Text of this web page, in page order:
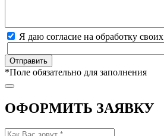
Я даю согласие на обработку своих
*Поле обязательно для заполнения
ОФОРМИТЬ ЗАЯВКУ